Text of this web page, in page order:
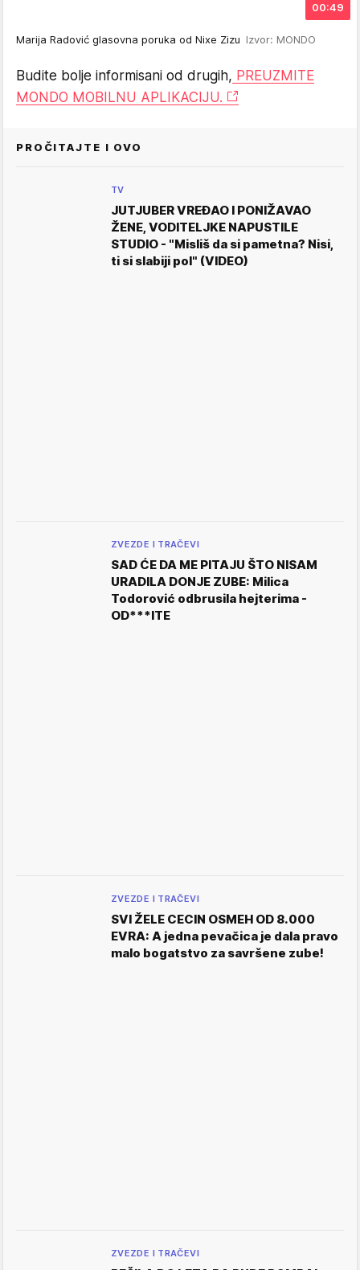
00:49
Marija Radović glasovna poruka od Nixe Zizu Izvor: MONDO
Budite bolje informisani od drugih, PREUZMITE
MONDO MOBILNU APLIKACIJU.
PROČITAJTE I OVO
TV
JUTJUBER VREĐAO I PONIŽAVAO
ŽENE, VODITELJKE NAPUSTILE
STUDIO - "Misliš da si pametna? Nisi,
ti si slabiji pol" (VIDEO)
ZVEZDE I TRAČEVI
SAD ĆE DA ME PITAJU ŠTO NISAM
URADILA DONJE ZUBE: Milica
Todorović odbrusila hejterima -
OD***ITE
ZVEZDE I TRAČEVI
SVI ŽELE CECIN OSMEH OD 8.000
EVRA: A jedna pevačica je dala pravo
malo bogatstvo za savršene zube!
ZVEZDE I TRAČEVI